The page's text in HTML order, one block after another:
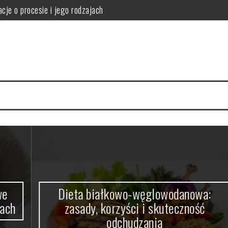
o procesie i jego rodzajach
ryzyka zdrowotne
kuchni pełne zalet
przy profilu, szybach, okuciach i współczynniku Uw
Dieta białkowo-węglowodanowa:
zasady, korzyści i skuteczność
odchudzania